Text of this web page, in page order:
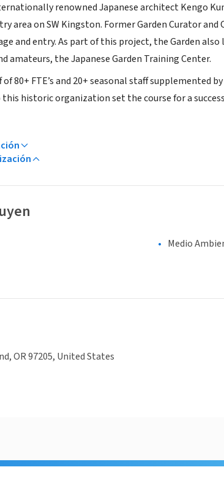
renowned Japanese architect Kengo
area on SW Kingston. Former Garden Curator
and entry. As part of this project, the Garden
amateurs, the Japanese Garden Training Center.
of 80+ FTE’s and 20+ seasonal staff
historic organization set the course for a
Medio
OR 97205, United States